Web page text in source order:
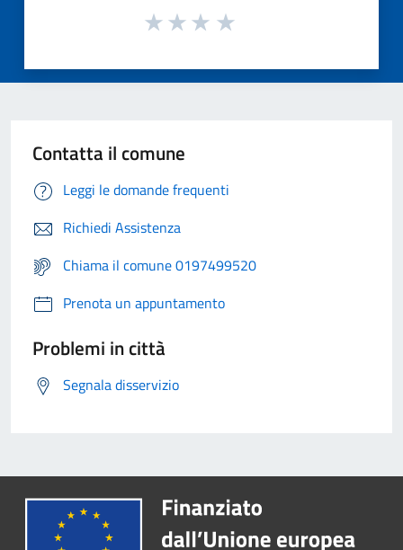
Contatta il comune
Leggi le domande frequenti
Richiedi Assistenza
Chiama il comune 0197499520
Prenota un appuntamento
Problemi in città
Segnala disservizio